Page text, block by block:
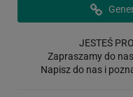
JESTEŚ
Zapraszamy do
Napisz do nas i